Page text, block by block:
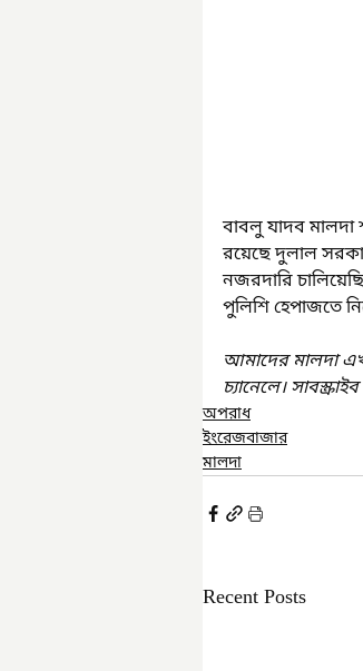
বাবলু যাদব মালদা
রয়েছে দুলাল
নজরদারি
পুলিশি হেপাজতে
আমাদের মালদা
চ্যানেলে।
অপরাধ
ইংরেজবাজার
মালদা
Recent Posts